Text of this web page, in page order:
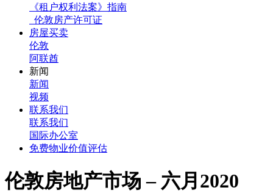
《租户权利法案》指南
伦敦房产许可证
房屋买卖
伦敦
阿联酋
新闻
新闻
视频
联系我们
联系我们
国际办公室
免费物业价值评估
伦敦房地产市场 – 六月2020